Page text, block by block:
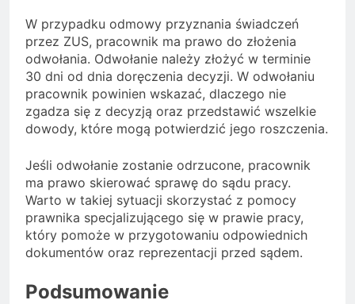
W przypadku odmowy przyznania świadczeń
przez ZUS, pracownik ma prawo do złożenia
odwołania. Odwołanie należy złożyć w terminie
30 dni od dnia doręczenia decyzji. W odwołaniu
pracownik powinien wskazać, dlaczego nie
zgadza się z decyzją oraz przedstawić wszelkie
dowody, które mogą potwierdzić jego roszczenia.
Jeśli odwołanie zostanie odrzucone, pracownik
ma prawo skierować sprawę do sądu pracy.
Warto w takiej sytuacji skorzystać z pomocy
prawnika specjalizującego się w prawie pracy,
który pomoże w przygotowaniu odpowiednich
dokumentów oraz reprezentacji przed sądem.
Podsumowanie